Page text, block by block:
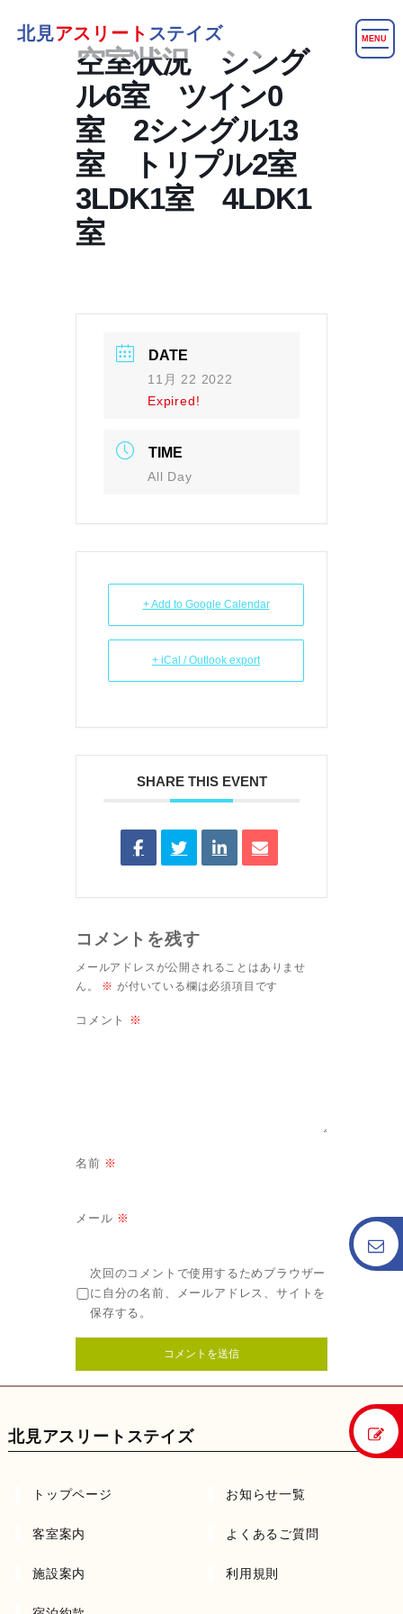
北見アスリート ステイズ MENU
空室状況 シング
ル6室 ツイン0
室 2シングル13
室 トリプル2室
3LDK1室 4LDK1
室
DATE
11月 22 2022
Expired!
TIME
All Day
+ Add to Google Calendar
+ iCal / Outlook export
SHARE THIS EVENT
コメントを残す
メールアドレスが公開されることはありませ
ん。
※ が付いている欄は必須項目です
コメント ※
名前 ※
メール ※
次回のコメントで使用するためブラウザー
に自分の名前、メールアドレス、サイトを
保存する。
北見アスリートステイズ
トップページ お知らせ一覧
客室案内 よくあるご質問
施設案内 利用規則